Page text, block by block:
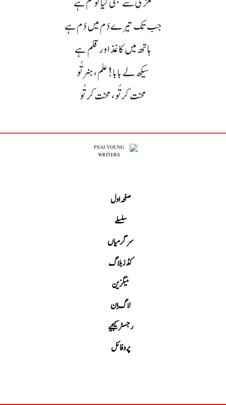
جب تک تیرے دَم میں دَم ہے
ہاتھ میں کاغذ اور قلم ہے
سیکھ لے بابا! علم، ہنر تُو
محنت کر تُو، محنت کر تُو
صفحہ اول
سلسلے
سرگرمیاں
کڈز بلاگ
میگزین
لاگ اِن
رجسٹر کیجیے
پروفائل